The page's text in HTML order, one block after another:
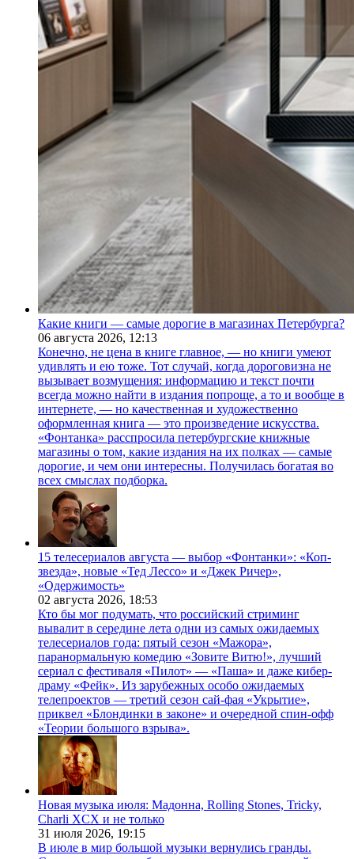
Какие книги — самые дорогие в магазинах Петербурга?
06 августа 2026, 12:13
Конечно, не цена в книге главное, — но книги умеют
удивлять и ею тоже. Тот случай, когда дороговизна не
вызывает возмущения: информацию и текст почти
всегда можно найти в издания попроще, а то и вообще в
интернете, — но качественная и художественно
оформленная книга — это произведение искусства.
«Фонтанка» расспросила петербургские книжные
магазины о том, какие издания на их полках — самые
дорогие, и чем они интересны. Получилась богатая во
всех смыслах подборка.
15 телесериалов августа — выбор «Фонтанки»: «Коп-
звезда», новые «Тед Лессо» и «Джек Ричер»,
«Одержимость»
02 августа 2026, 18:53
Кто бы мог подумать, что российский стриминг
вывалит в середине лета одни из самых ожидаемых
телесериалов года: пятый сезон «Мажора»,
паранормальную комедию «Зовите Витю!», лучший
сериал с фестиваля «Пилот» — «Паша» и даже кибер-
драму «Фейк». Из зарубежных особо ожидаемых
телепроектов — третий сезон сай-фая «Укрытие»,
приквел «Блондинки в законе» и очередной спин-офф
«Теории большого взрыва».
Новая музыка июля: Мадонна, Rolling Stones, Tricky,
Charli XCX и не только
31 июля 2026, 19:15
В июле в мир большой музыки вернулись гранды.